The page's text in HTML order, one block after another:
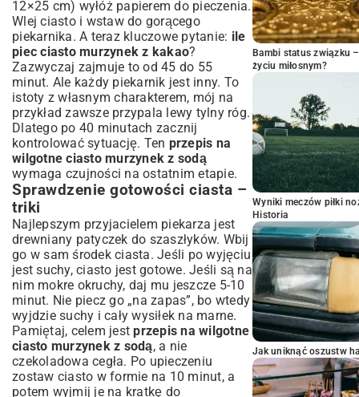
12×25 cm) wyłóż papierem do pieczenia.
Wlej ciasto i wstaw do gorącego
piekarnika. A teraz kluczowe pytanie: ile
piec ciasto murzynek z kakao?
Zazwyczaj zajmuje to od 45 do 55
minut. Ale każdy piekarnik jest inny. To
istoty z własnym charakterem, mój na
przykład zawsze przypala lewy tylny róg.
Dlatego po 40 minutach zacznij
kontrolować sytuację. Ten przepis na
wilgotne ciasto murzynek z sodą
wymaga czujności na ostatnim etapie.
Sprawdzenie gotowości ciasta –
triki
Najlepszym przyjacielem piekarza jest
drewniany patyczek do szaszłyków. Wbij
go w sam środek ciasta. Jeśli po wyjęciu
jest suchy, ciasto jest gotowe. Jeśli są na
nim mokre okruchy, daj mu jeszcze 5-10
minut. Nie piecz go „na zapas”, bo wtedy
wyjdzie suchy i cały wysiłek na marne.
Pamiętaj, celem jestprzepis na wilgotne
ciasto murzynek z sodą, a nie
czekoladowa cegła. Po upieczeniu
zostaw ciasto w formie na 10 minut, a
potem wyjmij je na kratkę do
Bambi status związku
życiu miłosnym?
Wyniki meczów piłki
Historia
Jak uniknąć oszustw